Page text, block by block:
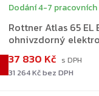
Rottner Atlas 65 EL
ohnivzdorný
Dodání 4-7
31 264 Kč bez DPH
37 830 Kč